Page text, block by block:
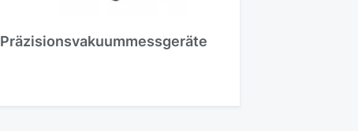
Präzisionsvakuummessgeräte